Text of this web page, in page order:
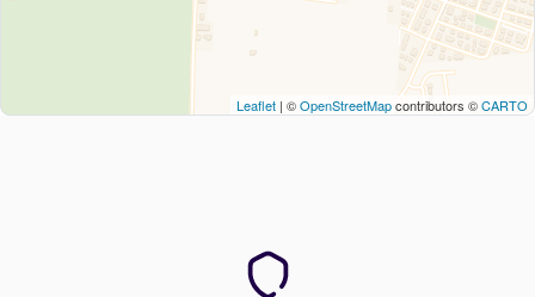
Leaflet | ©OpenStreetMapcontributors ©CARTO